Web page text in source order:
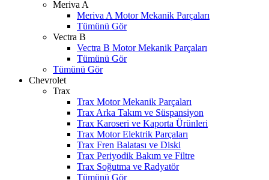
Meriva A
Meriva A Motor Mekanik Parçaları
Tümünü Gör
Vectra B
Vectra B Motor Mekanik Parçaları
Tümünü Gör
Tümünü Gör
Chevrolet
Trax
Trax Motor Mekanik Parçaları
Trax Arka Takım ve Süspansiyon
Trax Karoseri ve Kaporta Ürünleri
Trax Motor Elektrik Parçaları
Trax Fren Balatası ve Diski
Trax Periyodik Bakım ve Filtre
Trax Soğutma ve Radyatör
Tümünü Gör